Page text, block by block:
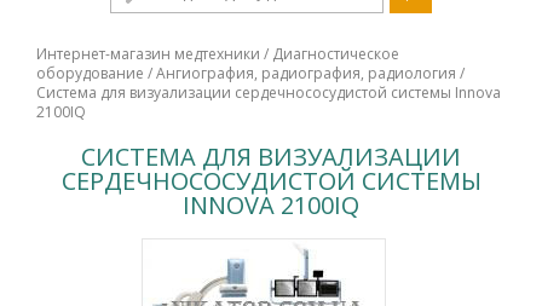
Интернет-магазин медтехники / Диагностическое
оборудование /Ангиография, радиография, радиология /
Система для визуализации сердечнососудистой системы Innova
2100IQ
СИСТЕМА ДЛЯ ВИЗУАЛИЗАЦИИ
СЕРДЕЧНОСОСУДИСТОЙ СИСТЕМЫ
INNOVA 2100IQ